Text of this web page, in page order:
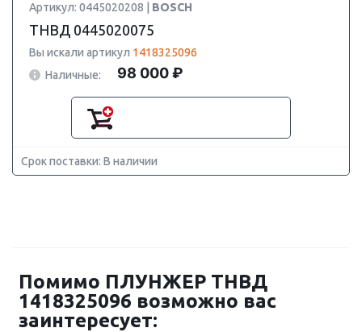
Артикул: 0445020208 | BOSCH
ТНВД 0445020075
Вы искали артикул 1418325096
Наличные:
98 000 ₽
Срок поставки: В наличии
Помимо ПЛУНЖЕР ТНВД
1418325096 возможно вас
заинтересует: